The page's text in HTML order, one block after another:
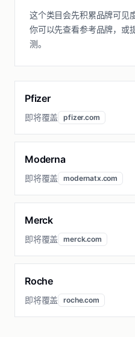
这个类目会先积累品牌可见
你可以先查看参考品牌，或
测。
Pfizer
即将覆盖 pfizer.com
Moderna
即将覆盖 modernatx.com
Merck
即将覆盖 merck.com
Roche
即将覆盖 roche.com